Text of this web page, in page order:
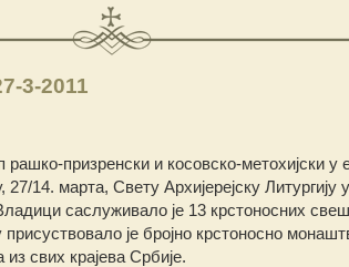
3-2011
призренски и косовско-метохијски у
14. марта, Свету Архијерејску Литургију
саслуживало је 13 крстоносних
је бројно крстоносно
свих крајева Србије.